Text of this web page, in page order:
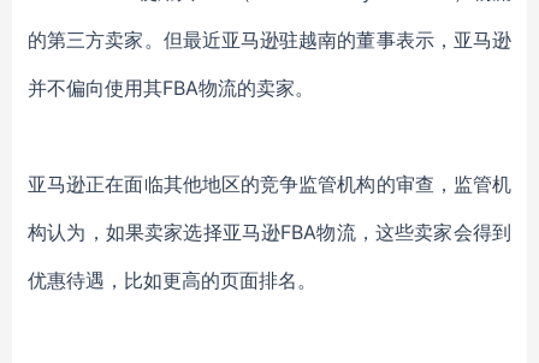
的第三方卖家。但最近亚马逊驻越南的董事表示，亚马逊
并不偏向使用其FBA物流的卖家。
亚马逊正在面临其他地区的竞争监管机构的审查，监管机
构认为，如果卖家选择亚马逊FBA物流，这些卖家会得到
优惠待遇，比如更高的页面排名。